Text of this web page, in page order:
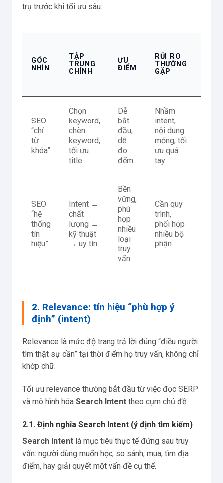
trụ trước khi tối ưu sâu.
GÓC
NHÌN
TẬP
TRUNG
CHÍNH
ƯU
ĐIỂM
RỦI RO
THƯỜNG
GẶP
SEO
“chỉ
từ
khóa”
Chọn
keyword,
chèn
keyword,
tối ưu
title
Dễ
bắt
đầu,
dễ
đo
đếm
Nhầm
intent,
nội dung
mỏng, tối
ưu quá
tay
SEO
“hệ
thống
tín
hiệu”
Intent →
chất
lượng →
kỹ thuật
→ uy tín
Bền
vững,
phù
hợp
nhiều
loại
truy
vấn
Cần quy
trình,
phối hợp
nhiều bộ
phận
2. Relevance: tín hiệu “phù hợp ý
định” (intent)
Relevance là mức độ trang trả lời đúng “điều người
tìm thật sự cần” tại thời điểm họ truy vấn, không chỉ
khớp chữ.
Tối ưu relevance thường bắt đầu từ việc đọc SERP
và mô hình hóa Search Intent theo cụm chủ đề.
2.1. Định nghĩa Search Intent (ý định tìm kiếm)
Search Intent là mục tiêu thực tế đứng sau truy
vấn: người dùng muốn học, so sánh, mua, tìm địa
điểm, hay giải quyết một vấn đề cụ thể.